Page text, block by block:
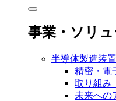
事業・ソリ
半導体製造装
精密・電
取り組み
未来への